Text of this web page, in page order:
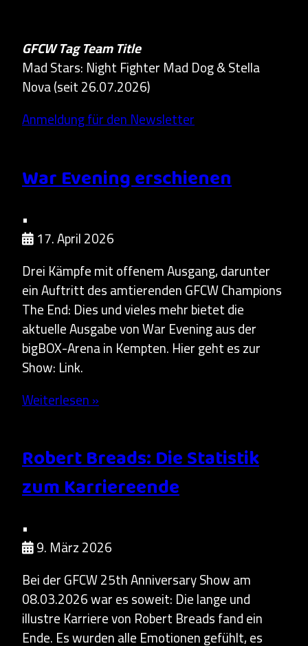
GFCW Tag Team Title
Mad Stars: Night Fighter Mad Dog & Stella
Nova (seit 26.07.2026)
Anmeldung für den Newsletter
War Evening erschienen
•
17. April 2026
Drei Kämpfe mit offenem Ausgang, darunter
ein Auftritt des amtierenden GFCW Champions
The End: Dies und vieles mehr bietet die
aktuelle Ausgabe von War Evening aus der
bigBOX-Arena in Kempten. Hier geht es zur
Show: Link.
Weiterlesen »
Robert Breads: Die Statistik
zum Karriereende
•
9. März 2026
Bei der GFCW 25th Anniversary Show am
08.03.2026 war es soweit: Die lange und
illustre Karriere von Robert Breads fand ein
Ende. Es wurden alle Emotionen gefühlt, es